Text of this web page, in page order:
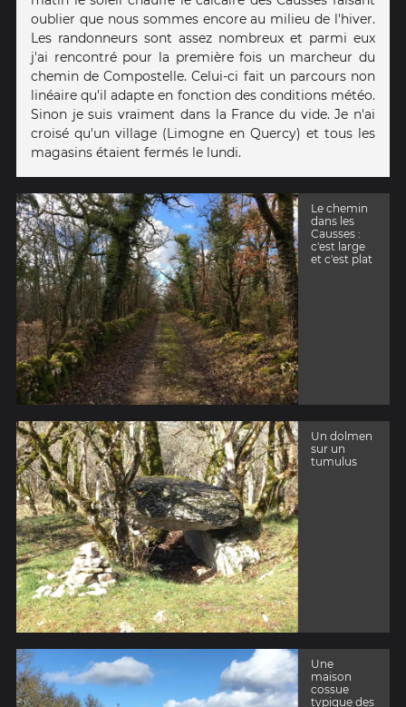
oublier que nous sommes encore au milieu de l'hiver.
Les randonneurs sont assez nombreux et parmi eux
j'ai rencontré pour la première fois un marcheur du
chemin de Compostelle. Celui-ci fait un parcours non
linéaire qu'il adapte en fonction des conditions météo.
Sinon je suis vraiment dans la France du vide. Je n'ai
croisé qu'un village (Limogne en Quercy) et tous les
magasins étaient fermés le lundi.
Le chemin
dans les
Causses :
c'est large
et c'est plat
Un dolmen
sur un
tumulus
Une
maison
cossue
typique des